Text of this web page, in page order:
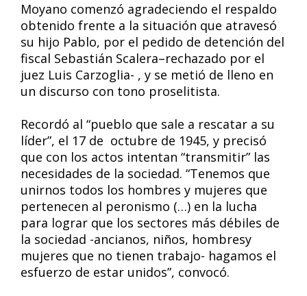
Moyano comenzó agradeciendo el respaldo
obtenido frente a la situación que atravesó
su hijo Pablo, por el pedido de detención del
fiscal Sebastián Scalera–rechazado por el
juez Luis Carzoglia- , y se metió de lleno en
un discurso con tono proselitista.
Recordó al “pueblo que sale a rescatar a su
líder”, el 17 de octubre de 1945, y precisó
que con los actos intentan “transmitir” las
necesidades de la sociedad. “Tenemos que
unirnos todos los hombres y mujeres que
pertenecen al peronismo (…) en la lucha
para lograr que los sectores más débiles de
la sociedad -ancianos, niños, hombresy
mujeres que no tienen trabajo- hagamos el
esfuerzo de estar unidos”, convocó.